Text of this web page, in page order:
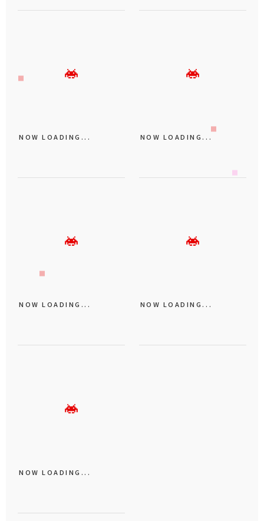
NOW LOADING... NOW LOADING...
NOW LOADING... NOW LOADING...
NOW LOADING...